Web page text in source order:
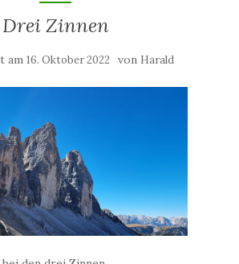
Drei Zinnen
am 16. Oktober 2022 von Harald